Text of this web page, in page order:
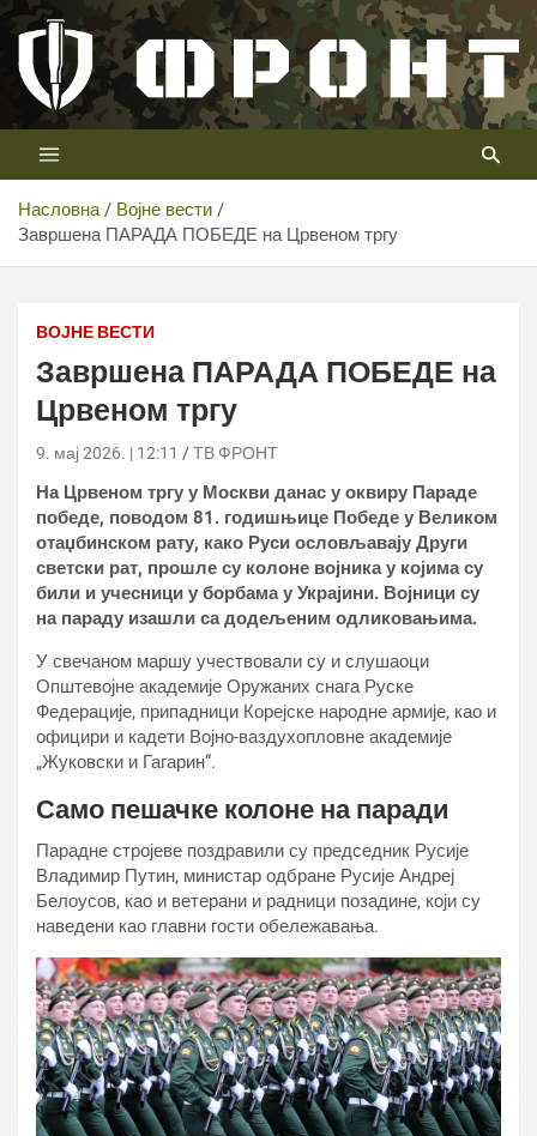
Скип
цонтент
Телевизија ФРОНТ
Први војни канал у Србији
Насловна
Војне вести
Завршена ПАРАДА ПОБЕДЕ на Црвеном тргу
ВОЈНЕ ВЕСТИ
Завршена ПАРАДА ПОБЕДЕ на
Црвеном тргу
9. мај 2026. | 12:11 ТВ ФРОНТ
На Црвеном тргу у Москви данас у оквиру Параде
победе, поводом 81. годишњице Победе у Великом
отаџбинском рату, како Руси ословљавају Други
светски рат, прошле су колоне војника у којима су
били и учесници у борбама у Украјини. Војници су
на параду изашли са додељеним одликовањима.
У свечаном маршу учествовали су и слушаоци
Општевојне академије Оружаних снага Руске
Федерације, припадници Корејске народне армије, као и
официри и кадети Војно-ваздухопловне академије
„Жуковски и Гагарин“.
Само пешачке колоне на паради
Парадне стројеве поздравили су председник Русије
Владимир Путин, министар одбране Русије Андреј
Белоусов, као и ветерани и радници позадине, који су
наведени као главни гости обележавања.